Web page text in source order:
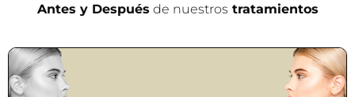
Antes y Después de nuestros tratamientos